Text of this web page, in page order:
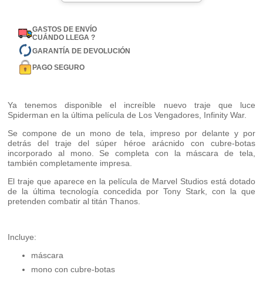
GASTOS DE ENVÍO
CUÁNDO LLEGA ?
GARANTÍA DE DEVOLUCIÓN
PAGO SEGURO
Ya tenemos disponible el increíble nuevo traje que luce
Spiderman en la última película de Los Vengadores, Infinity War.
Se compone de un mono de tela, impreso por delante y por
detrás del traje del súper héroe arácnido con cubre-botas
incorporado al mono. Se completa con la máscara de tela,
también completamente impresa.
El traje que aparece en la película de Marvel Studios está dotado
de la última tecnología concedida por Tony Stark, con la que
pretenden combatir al titán Thanos.
Incluye:
máscara
mono con cubre-botas